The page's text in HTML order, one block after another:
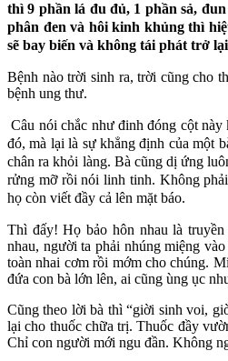
thì 9 phần lá đu đủ, 1 phần sả,
phân đen và hôi kinh khủng thì
sẽ bay biến và không tái phát trở
Bệnh nào trời sinh ra, trời cũng cho
bệnh ung thư.
Câu nói chắc như đinh đóng cột
đó, mà lại là sự khẳng định của một
chân ra khỏi làng. Bà cũng dị ứng
rửng mỡ rồi nói linh tinh. Không
họ còn viết đầy cả lên mặt báo.
Thì đấy! Họ bảo hôn nhau là
nhau, người ta phải nhúng miệng
toàn nhai cơm rồi mớm cho chúng.
đứa con bà lớn lên, ai cũng ùng ục
Cũng theo lời bà thì “giời sinh voi,
lại cho thuốc chữa trị. Thuốc đầy
Chỉ con người mới ngu đần. Không